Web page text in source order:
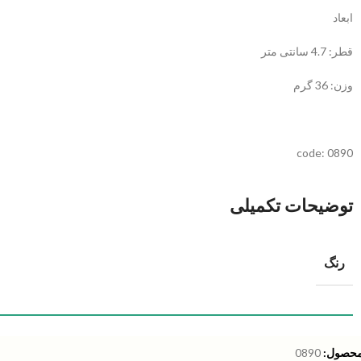
ابعاد
قطر: 4.7 سانتی متر
وزن: 36 گرم
code: 0890
توضیحات تکمیلی
رنگ
0890